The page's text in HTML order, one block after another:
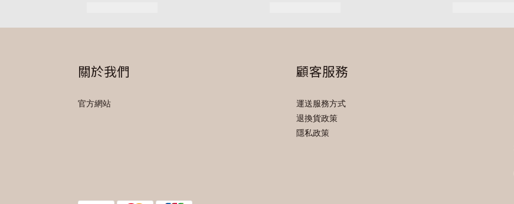
關於我們
官方網站
顧客服務
運送服務方式
退換貨政策
隱私政策